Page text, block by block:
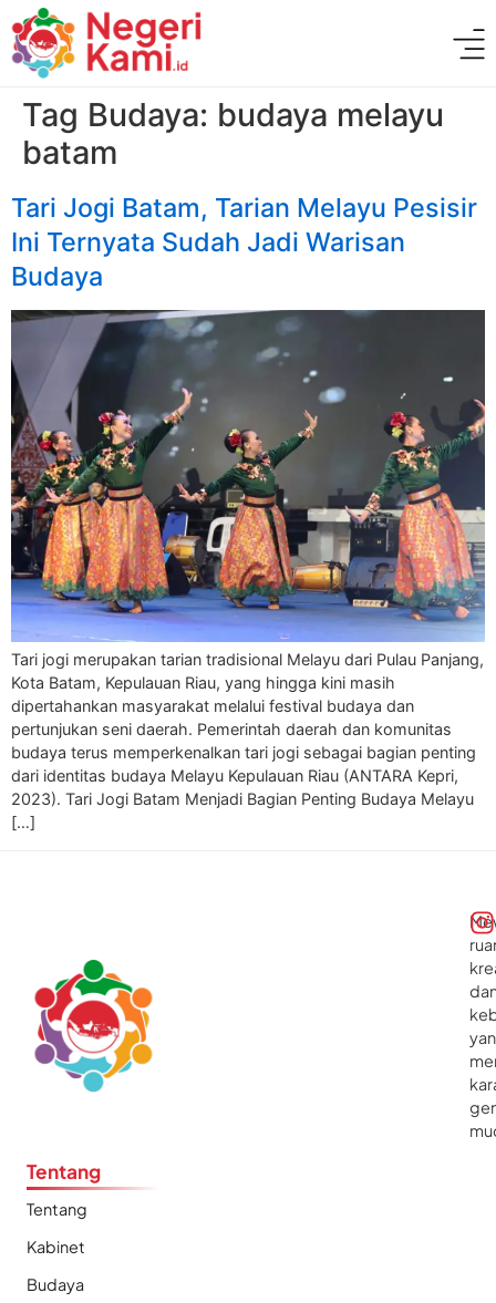
Tag Budaya: budaya melayu
batam
Tari Jogi Batam, Tarian Melayu Pesisir
Ini Ternyata Sudah Jadi Warisan
Budaya
Tari jogi merupakan tarian tradisional Melayu dari Pulau Panjang,
Kota Batam, Kepulauan Riau, yang hingga kini masih
dipertahankan masyarakat melalui festival budaya dan
pertunjukan seni daerah. Pemerintah daerah dan komunitas
budaya terus memperkenalkan tari jogi sebagai bagian penting
dari identitas budaya Melayu Kepulauan Riau (ANTARA Kepri,
2023). Tari Jogi Batam Menjadi Bagian Penting Budaya Melayu
[…]
Tentang
Tentang
Kabinet
Budaya